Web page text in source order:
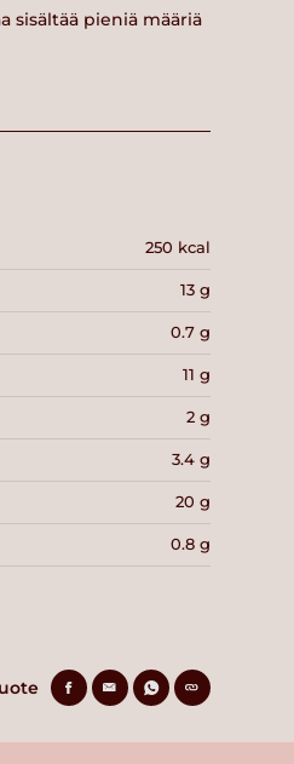
sisältää pieniä määriä
250 kcal
13 g
0.7 g
11 g
2 g
3.4 g
20 g
0.8 g